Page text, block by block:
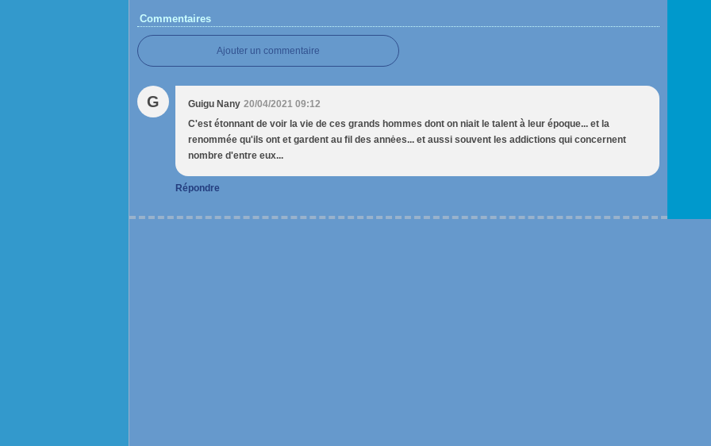
Commentaires
Ajouter un commentaire
G Guigu Nany 20/04/2021 09:12
C'est étonnant de voir la vie de ces grands hommes dont on niait le talent à leur époque... et la
renommée qu'ils ont et gardent au fil des annėes... et aussi souvent les addictions qui concernent
nombre d'entre eux...
Répondre